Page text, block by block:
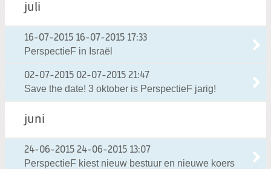
juli
16-07-2015 16-07-2015 17:33
PerspectieF in Israël
02-07-2015 02-07-2015 21:47
Save the date! 3 oktober is PerspectieF jarig!
juni
24-06-2015 24-06-2015 13:07
PerspectieF kiest nieuw bestuur en nieuwe koers